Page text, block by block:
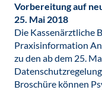
Vorbereitung auf
25. Mai 2018
Die Kassenärztliche
Praxisinformation
zu den ab dem 25.
Broschüre können